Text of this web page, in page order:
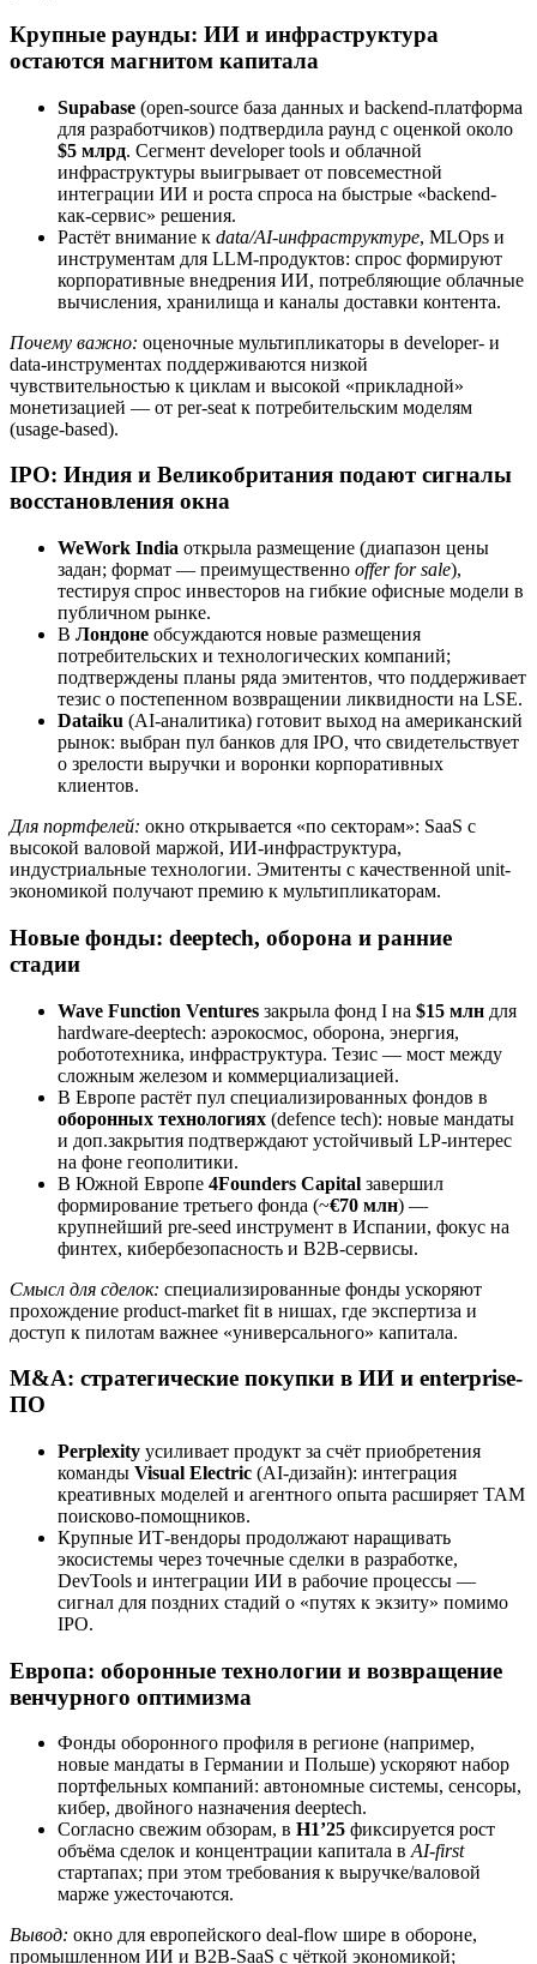
Крупные раунды: ИИ и инфраструктура
остаются магнитом капитала
Supabase (open-source база данных и backend-платформа
для разработчиков) подтвердила раунд с оценкой около
$5 млрд. Сегмент developer tools и облачной
инфраструктуры выигрывает от повсеместной
интеграции ИИ и роста спроса на быстрые «backend-
как-сервис» решения.
Растёт внимание к data/AI-инфраструктуре, MLOps и
инструментам для LLM-продуктов: спрос формируют
корпоративные внедрения ИИ, потребляющие облачные
вычисления, хранилища и каналы доставки контента.
Почему важно: оценочные мультипликаторы в developer- и
data-инструментах поддерживаются низкой
чувствительностью к циклам и высокой «прикладной»
монетизацией — от per-seat к потребительским моделям
(usage-based).
IPO: Индия и Великобритания подают сигналы
восстановления окна
WeWork India открыла размещение (диапазон цены
задан; формат — преимущественно offer for sale),
тестируя спрос инвесторов на гибкие офисные модели в
публичном рынке.
В Лондоне обсуждаются новые размещения
потребительских и технологических компаний;
подтверждены планы ряда эмитентов, что поддерживает
тезис о постепенном возвращении ликвидности на LSE.
Dataiku (AI-аналитика) готовит выход на американский
рынок: выбран пул банков для IPO, что свидетельствует
о зрелости выручки и воронки корпоративных
клиентов.
Для портфелей: окно открывается «по секторам»: SaaS c
высокой валовой маржой, ИИ-инфраструктура,
индустриальные технологии. Эмитенты с качественной unit-
экономикой получают премию к мультипликаторам.
Новые фонды: deeptech, оборона и ранние
стадии
Wave Function Ventures закрыла фонд I на $15 млн для
hardware-deeptech: аэрокосмос, оборона, энергия,
робототехника, инфраструктура. Тезис — мост между
сложным железом и коммерциализацией.
В Европе растёт пул специализированных фондов в
оборонных технологиях (defence tech): новые мандаты
и доп.закрытия подтверждают устойчивый LP-интерес
на фоне геополитики.
В Южной Европе 4Founders Capital завершил
формирование третьего фонда (~€70 млн) —
крупнейший pre-seed инструмент в Испании, фокус на
финтех, кибербезопасность и B2B-сервисы.
Смысл для сделок: специализированные фонды ускоряют
прохождение product-market fit в нишах, где экспертиза и
доступ к пилотам важнее «универсального» капитала.
M&A: стратегические покупки в ИИ и enterprise-
ПО
Perplexity усиливает продукт за счёт приобретения
команды Visual Electric (AI-дизайн): интеграция
креативных моделей и агентного опыта расширяет TAM
поисково-помощников.
Крупные ИТ-вендоры продолжают наращивать
экосистемы через точечные сделки в разработке,
DevTools и интеграции ИИ в рабочие процессы —
сигнал для поздних стадий о «путях к экзиту» помимо
IPO.
Европа: оборонные технологии и возвращение
венчурного оптимизма
Фонды оборонного профиля в регионе (например,
новые мандаты в Германии и Польше) ускоряют набор
портфельных компаний: автономные системы, сенсоры,
кибер, двойного назначения deeptech.
Согласно свежим обзорам, в H1’25 фиксируется рост
объёма сделок и концентрации капитала вAI-first
стартапах; при этом требования к выручке/валовой
марже ужесточаются.
Вывод: окно для европейского deal-flow шире в обороне,
промышленном ИИ и B2B-SaaS с чёткой экономикой;